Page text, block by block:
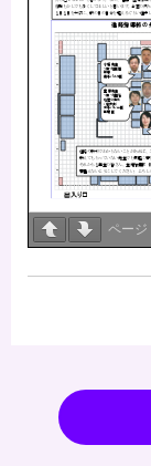
ページ